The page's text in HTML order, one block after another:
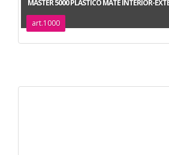
MASTER 5000 PLÁSTICO MATE INTERIOR-
art.1000